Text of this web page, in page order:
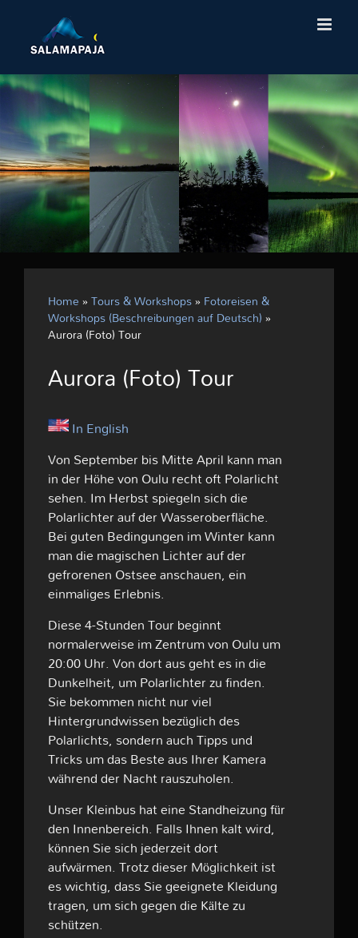
content
Home»Tours & Workshops»Fotoreisen &
Workshops (Beschreibungen auf Deutsch)»
Aurora (Foto) Tour
Aurora (Foto) Tour
In English
Von September bis Mitte April kann man
in der Höhe von Oulu recht oft Polarlicht
sehen. Im Herbst spiegeln sich die
Polarlichter auf der Wasseroberfläche.
Bei guten Bedingungen im Winter kann
man die magischen Lichter auf der
gefrorenen Ostsee anschauen, ein
einmaliges Erlebnis.
Diese 4-Stunden Tour beginnt
normalerweise im Zentrum von Oulu um
20:00 Uhr. Von dort aus geht es in die
Dunkelheit, um Polarlichter zu finden.
Sie bekommen nicht nur viel
Hintergrundwissen bezüglich des
Polarlichts, sondern auch Tipps und
Tricks um das Beste aus Ihrer Kamera
während der Nacht rauszuholen.
Unser Kleinbus hat eine Standheizung für
den Innenbereich. Falls Ihnen kalt wird,
können Sie sich jederzeit dort
aufwärmen. Trotz dieser Möglichkeit ist
es wichtig, dass Sie geeignete Kleidung
tragen, um sich gegen die Kälte zu
schützen.